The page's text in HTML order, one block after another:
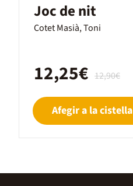
Joc de nit
Cotet Masià, Toni
12,90€
12,25€
Afegir a la cistella